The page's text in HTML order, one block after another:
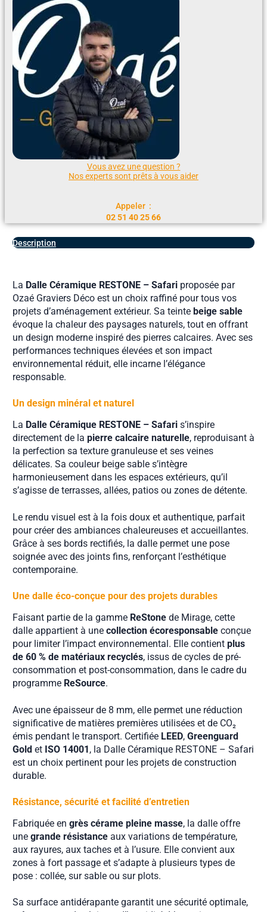
Vous avez une question ?
Nos experts sont prêts à vous aider
Appeler :
02 51 40 25 66
Description
La Dalle Céramique RESTONE – Safariproposée par
Ozaé Graviers Déco est un choix raffiné pour tous vos
projets d’aménagement extérieur. Sa teinte beige sable
évoque la chaleur des paysages naturels, tout en offrant
un design moderne inspiré des pierres calcaires. Avec ses
performances techniques élevées et son impact
environnemental réduit, elle incarne l’élégance
responsable.
Un design minéral et naturel
La Dalle Céramique RESTONE – Safaris’inspire
directement de la pierre calcaire naturelle, reproduisant à
la perfection sa texture granuleuse et ses veines
délicates. Sa couleur beige sable s’intègre
harmonieusement dans les espaces extérieurs, qu’il
s’agisse de terrasses, allées, patios ou zones de détente.
Le rendu visuel est à la fois doux et authentique, parfait
pour créer des ambiances chaleureuses et accueillantes.
Grâce à ses bords rectifiés, la dalle permet une pose
soignée avec des joints fins, renforçant l’esthétique
contemporaine.
Une dalle éco-conçue pour des projets durables
Faisant partie de la gamme ReStonede Mirage, cette
dalle appartient à une collection écoresponsableconçue
pour limiter l’impact environnemental. Elle contient plus
de 60 % de matériaux recyclés, issus de cycles de pré-
consommation et post-consommation, dans le cadre du
programme ReSource.
Avec une épaisseur de 8 mm, elle permet une réduction
significative de matières premières utilisées et de CO₂
émis pendant le transport. Certifiée LEED, Greenguard
Goldet ISO 14001, la Dalle Céramique RESTONE – Safari
est un choix pertinent pour les projets de construction
durable.
Résistance, sécurité et facilité d’entretien
Fabriquée en grès cérame pleine masse, la dalle offre
une grande résistanceaux variations de température,
aux rayures, aux taches et à l’usure. Elle convient aux
zones à fort passage et s’adapte à plusieurs types de
pose : collée, sur sable ou sur plots.
Sa surface antidérapante garantit une sécurité optimale,